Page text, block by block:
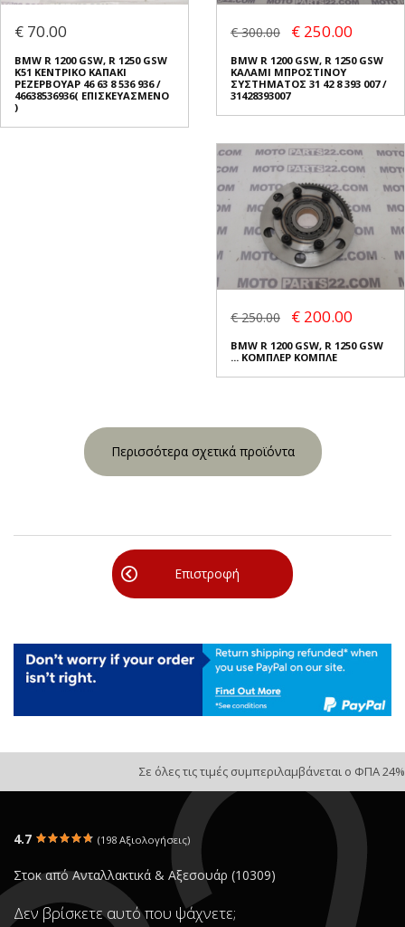
€ 70.00
BMW R 1200 GSW, R 1250 GSW
K51 ΚΕΝΤΡΙΚΟ ΚΑΠΑΚΙ
ΡΕΖΕΡΒΟΥΑΡ 46 63 8 536 936 /
46638536936( ΕΠΙΣΚΕΥΑΣΜΕΝΟ
)
€ 300.00 € 250.00
BMW R 1200 GSW, R 1250 GSW
ΚΑΛΑΜΙ ΜΠΡΟΣΤΙΝΟΥ
ΣΥΣΤΗΜΑΤΟΣ 31 42 8 393 007 /
31428393007
€ 250.00 € 200.00
BMW R 1200 GSW, R 1250 GSW
... ΚΟΜΠΛΕΡ ΚΟΜΠΛΕ
Περισσότερα σχετικά προϊόντα
Επιστροφή
Σε όλες τις τιμές συμπεριλαμβάνεται ο ΦΠΑ 24%
4.7 (198 Αξιολογήσεις)
Στοκ από Ανταλλακτικά & Αξεσουάρ (10309)
Δεν βρίσκετε αυτό που ψάχνετε;